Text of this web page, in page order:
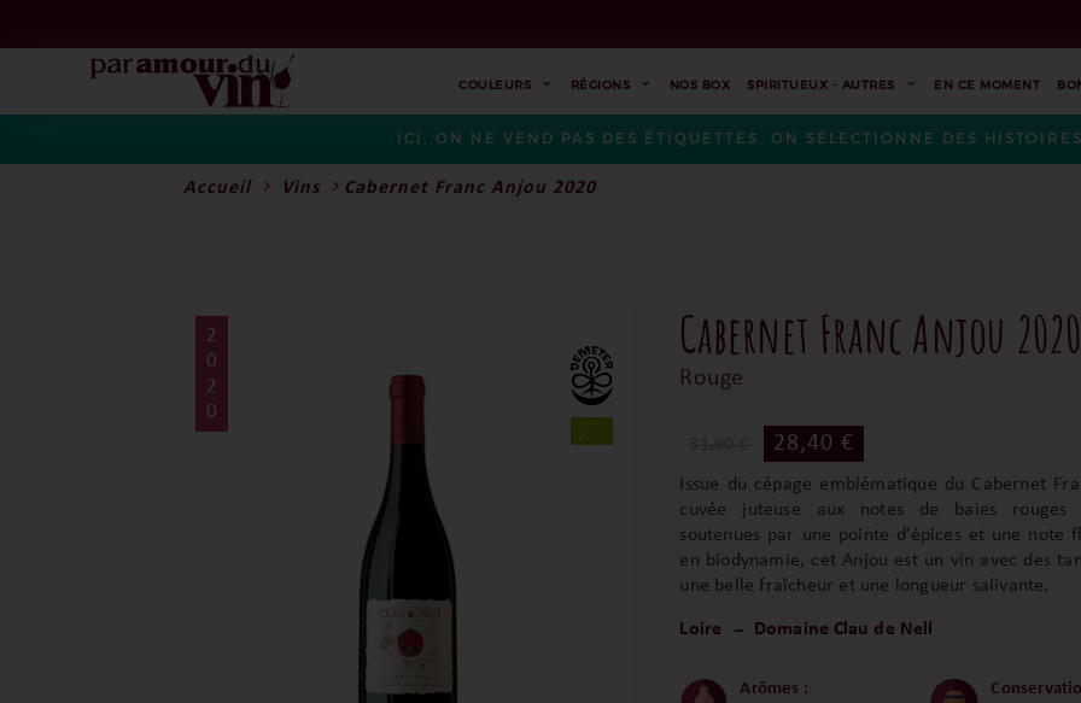
COULEURS RÉGIONS NOS BOX SPIRITUEUX - AUTRES EN CE MOMENT
ICI, ON NE VEND PAS DES ÉTIQUETTES. ON SÉLECTIONNE DES
Accueil Vins Cabernet Franc Anjou 2020
2
0
2
0
Cabernet Franc Anjou 2020
Rouge
28,40 €
Issue du cépage emblématique du Cabernet
cuvée juteuse aux notes de baies rouges
soutenues par une pointe d’épices et une note
en biodynamie, cet Anjou est un vin avec des
une belle fraîcheur et une longueur salivante.
Loire Domaine Clau de Nell
Arômes :